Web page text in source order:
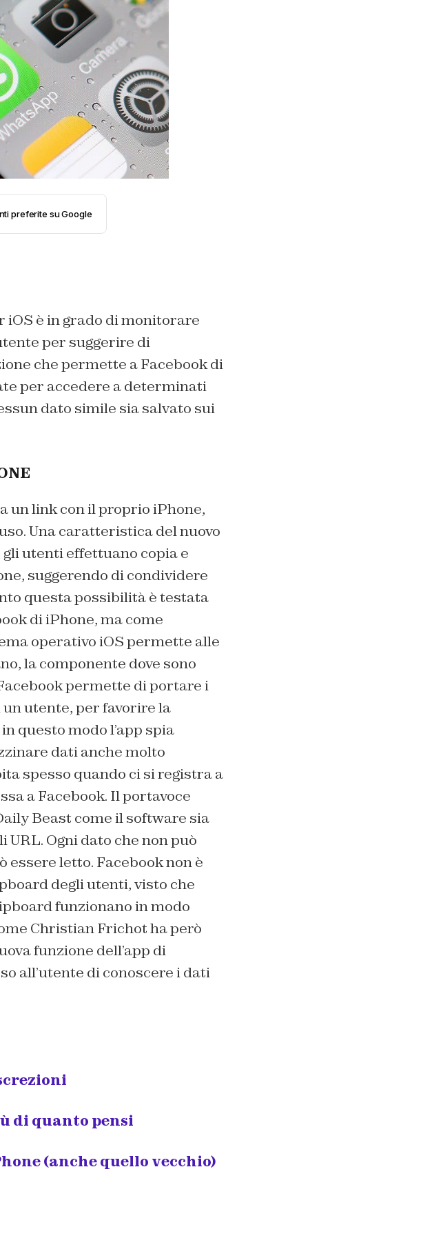
preferite su Google
iOS è in grado di monitorare
per suggerire di
che permette a Facebook di
per accedere a determinati
dato simile sia salvato sui
un link con il proprio iPhone,
Una caratteristica del nuovo
utenti effettuano copia e
suggerendo di condividere
questa possibilità è testata
di iPhone, ma come
operativo iOS permette alle
la componente dove sono
permette di portare i
utente, per favorire la
questo modo l’app spia
dati anche molto
spesso quando ci si registra a
a Facebook. Il portavoce
Beast come il software sia
Ogni dato che non può
letto. Facebook non è
degli utenti, visto che
funzionano in modo
Christian Frichot ha però
funzione dell’app di
all’utente di conoscere i dati
di quanto pensi
(anche quello vecchio)